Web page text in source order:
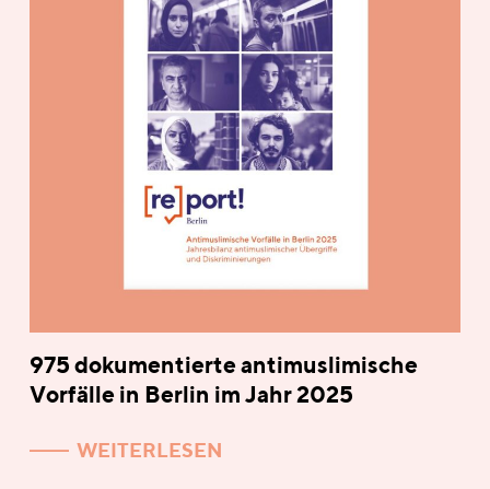
975 dokumentierte antimuslimische
Vorfälle in Berlin im Jahr 2025
WEITERLESEN